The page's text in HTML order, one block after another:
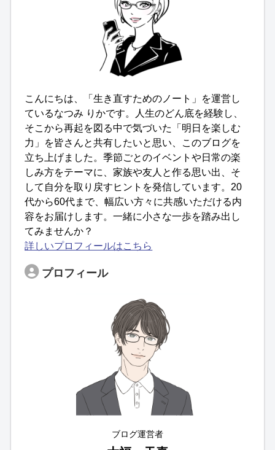
こんにちは、「生き直すためのノート」を運営し
ているなつみ りかです。人生のどん底を経験し、
そこから再起を図る中で気づいた「明日を楽しむ
力」を皆さんと共有したいと思い、このブログを
立ち上げました。季節ごとのイベントや日常の楽
しみ方をテーマに、家族や友人と作る思い出、そ
して自分を取り戻すヒントを発信しています。20
代から60代まで、幅広い方々に共感いただける内
容をお届けします。一緒に小さな一歩を踏み出し
てみませんか？
詳しいプロフィールはこちら
プロフィール
ブログ運営者